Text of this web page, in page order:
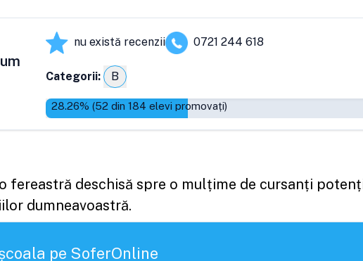
nu există recenzii 0721 244 618
Categorii: B
28.26% (52 din 184 elevi promovați)
fereastră deschisă spre o mulțime de cursanți
dumneavoastră.
pe SoferOnline